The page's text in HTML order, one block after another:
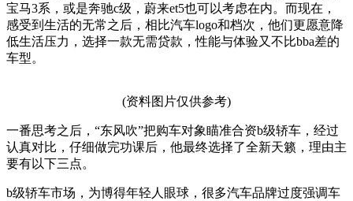
宝马3系，或是奔驰c级，蔚来et5也可以考虑在内。而现在，
感受到生活的无常之后，相比汽车logo和档次，他们更愿意降
低生活压力，选择一款无需贷款，性能与体验又不比bba差的
车型。
(资料图片仅供参考)
一番思考之后，“东风吹”把购车对象瞄准合资b级轿车，经过
认真对比，仔细做完功课后，他最终选择了全新天籁，理由主
要有以下三点。
b级轿车市场，为博得年轻人眼球，很多汽车品牌过度强调车